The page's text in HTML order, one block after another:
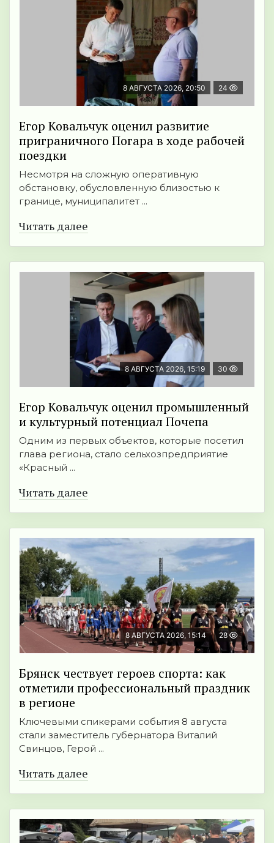
8 АВГУСТА 2026, 20:50 24
Егор Ковальчук оценил развитие
приграничного Погара в ходе рабочей
поездки
Несмотря на сложную оперативную
обстановку, обусловленную близостью к
границе, муниципалитет ...
Читать далее
8 АВГУСТА 2026, 15:19 30
Егор Ковальчук оценил промышленный
и культурный потенциал Почепа
Одним из первых объектов, которые посетил
глава региона, стало сельхозпредприятие
«Красный ...
Читать далее
8 АВГУСТА 2026, 15:14 28
Брянск чествует героев спорта: как
отметили профессиональный праздник
в регионе
Ключевыми спикерами события 8 августа
стали заместитель губернатора Виталий
Свинцов, Герой ...
Читать далее